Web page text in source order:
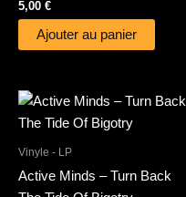
5,00 €
Ajouter au panier
Vinyle - LP
Active Minds – Turn Back